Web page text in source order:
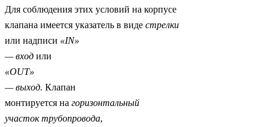
Для соблюдения этих условий на корпусе
клапана имеется указатель в виде стрелки
или надписи «IN»
— вход или
«OUT»
— выход. Клапан
монтируется на горизонтальный
участок трубопровода,